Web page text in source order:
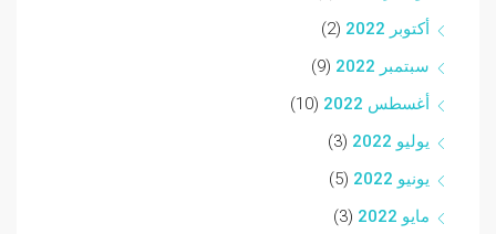
أكتوبر 2022
(2)
سبتمبر 2022
(9)
أغسطس 2022
(10)
يوليو 2022
(3)
يونيو 2022
(5)
مايو 2022
(3)